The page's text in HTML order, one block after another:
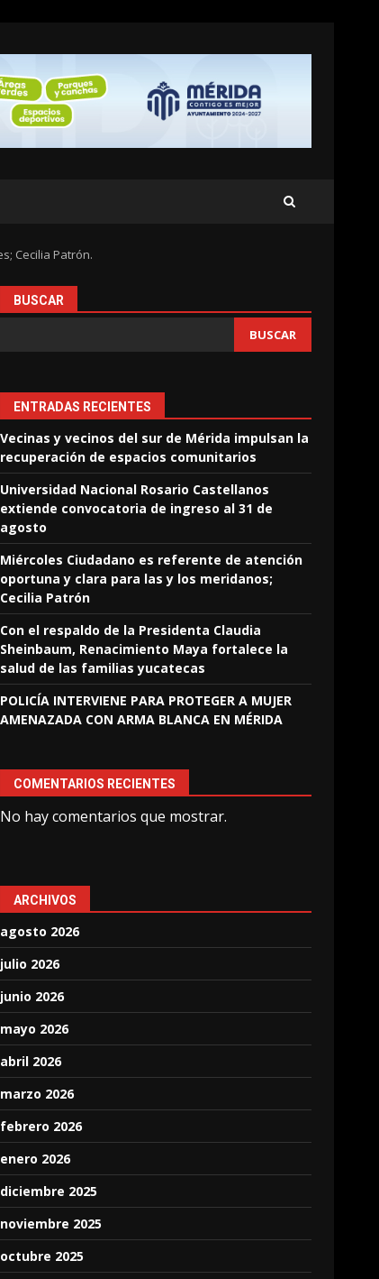
Cecilia Patrón.
BUSCAR
BUSCAR
ENTRADAS RECIENTES
Vecinas y vecinos del sur de Mérida impulsan la
recuperación de espacios comunitarios
Universidad Nacional Rosario Castellanos
extiende convocatoria de ingreso al 31 de
agosto
Miércoles Ciudadano es referente de atención
oportuna y clara para las y los meridanos;
Cecilia Patrón
Con el respaldo de la Presidenta Claudia
Sheinbaum, Renacimiento Maya fortalece la
salud de las familias yucatecas
POLICÍA INTERVIENE PARA PROTEGER A MUJER
AMENAZADA CON ARMA BLANCA EN MÉRIDA
COMENTARIOS RECIENTES
No hay comentarios que mostrar.
ARCHIVOS
agosto 2026
julio 2026
junio 2026
mayo 2026
abril 2026
marzo 2026
febrero 2026
enero 2026
diciembre 2025
noviembre 2025
octubre 2025